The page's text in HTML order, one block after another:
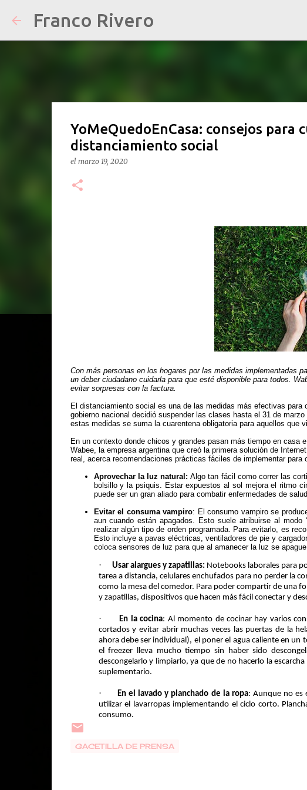
Franco Rivero
YoMeQuedoEnCasa: consejos
distanciamiento social
el marzo 19, 2020
Con más personas en los hogares por las medidas implementadas
un deber ciudadano cuidarla para que esté disponible para todos.
evitar sorpresas con la factura.
El distanciamiento social es una de las medidas más efectivas
gobierno nacional decidió suspender las clases hasta el 31 de
estas medidas se suma la cuarentena obligatoria para aquellos que
En un contexto donde chicos y grandes pasan más tiempo en casa
Wabee, la empresa argentina que creó la primera solución de
real, acerca recomendaciones prácticas fáciles de implementar para
Aprovechar la luz natural:Algo tan fácil como correr las
bolsillo y la psiquis. Estar expuestos al sol mejora el ritmo
puede ser un gran aliado para combatir enfermedades de
Evitar el consuma vampiro: El consumo vampiro se
aun cuando están apagados. Esto suele atribuirse al
realizar algún tipo de orden programada. Para evitarlo, es
Esto incluye a pavas eléctricas, ventiladores de pie y
coloca sensores de luz para que al amanecer la luz se
· Usar alargues y zapatillas: Notebooks laborales para
tarea a distancia, celulares enchufados para no perder la
como la mesa del comedor. Para poder compartir de una
y zapatillas, dispositivos que hacen más fácil conectar y
· En la cocina: Al momento de cocinar hay varios
cortados y evitar abrir muchas veces las puertas de la
ahora debe ser individual), el poner el agua caliente en
el freezer lleva mucho tiempo sin haber sido
descongelarlo y limpiarlo, ya que de no hacerlo la
suplementario.
· En el lavado y planchado de la ropa: Aunque no es
utilizar el lavarropas implementando el ciclo corto.
consumo.
GACETILLA DE PRENSA